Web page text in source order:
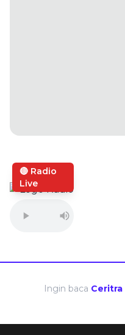
🔴 Radio
Live
Ingin baca Ceritra